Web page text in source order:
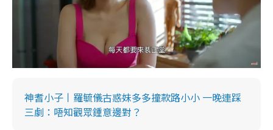
神耆小子丨羅毓儀古惑妹多多撞款路小小 一晚連踩
三劇：唔知觀眾鍾意邊對？